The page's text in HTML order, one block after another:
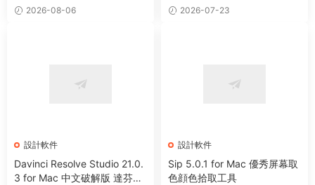
軟件2026-08-06 2026-07-23
設計軟件
Davinci Resolve Studio 21.0.
3 for Mac 中文破解版 達芬奇
設計軟件
Sip 5.0.1 for Mac 優秀屏幕取
色顔色拾取工具